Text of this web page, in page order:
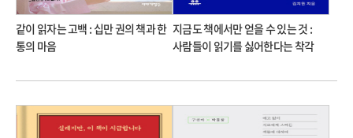
같이 읽자는 고백 : 십만 권의 책과 한
통의 마음
지금도 책에서만 얻을 수 있는 것 :
사람들이 읽기를 싫어한다는 착각